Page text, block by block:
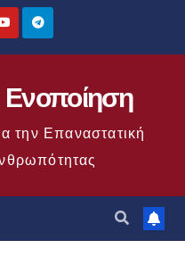
Ενοποίηση
την Επαναστατική